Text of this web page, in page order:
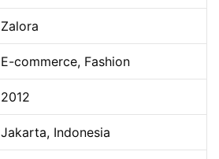
Zalora
E-commerce, Fashion
2012
Jakarta, Indonesia